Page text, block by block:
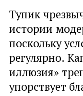
Тупик
истории
поскольку
регулярно.
иллюзия»
упорствует